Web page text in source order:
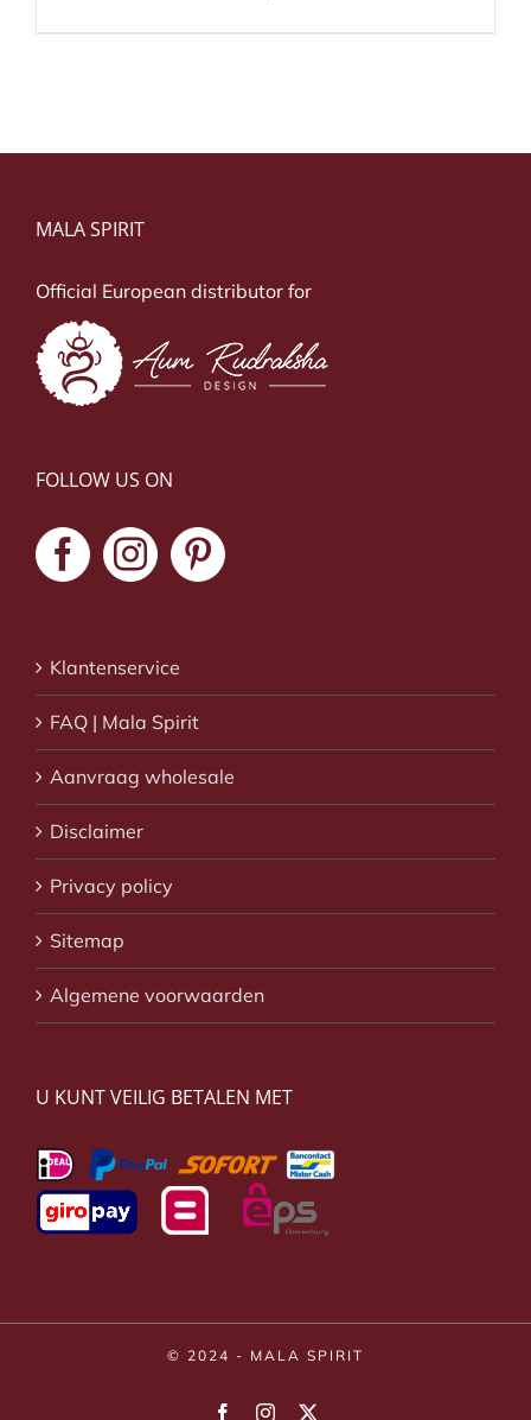
MALA SPIRIT
Official European distributor for
FOLLOW US ON
Klantenservice
FAQ | Mala Spirit
Aanvraag wholesale
Disclaimer
Privacy policy
Sitemap
Algemene voorwaarden
U KUNT VEILIG BETALEN MET
© 2024 - MALA SPIRIT
FacebookInstagram